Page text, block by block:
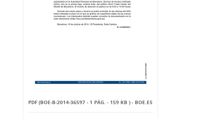
PDF (BOE-B-2014-36597 - 1 PÁG. - 159 KB ) - BOE.ES